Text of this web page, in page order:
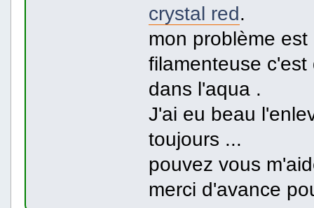
crystal red.
mon problème
filamenteuse
dans l'aqua .
J'ai eu beau
toujours ...
pouvez vous
merci d'avance